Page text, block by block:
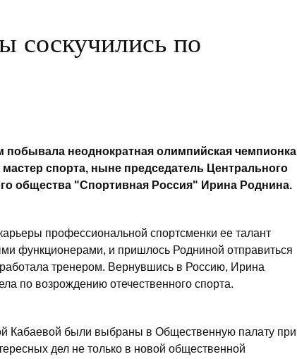
соскучились по
побывала неоднократная олимпийская чемпионка
спорта, ныне председатель Центрального
общества "Спортивная Россия" Ирина Роднина.
профессиональной спортсменки ее талант
функционерами, и пришлось Родниной отправиться
тренером. Вернувшись в Россию, Ирина
по возрождению отечественного спорта.
Кабаевой были выбраны в Общественную палату при
дел не только в новой общественной